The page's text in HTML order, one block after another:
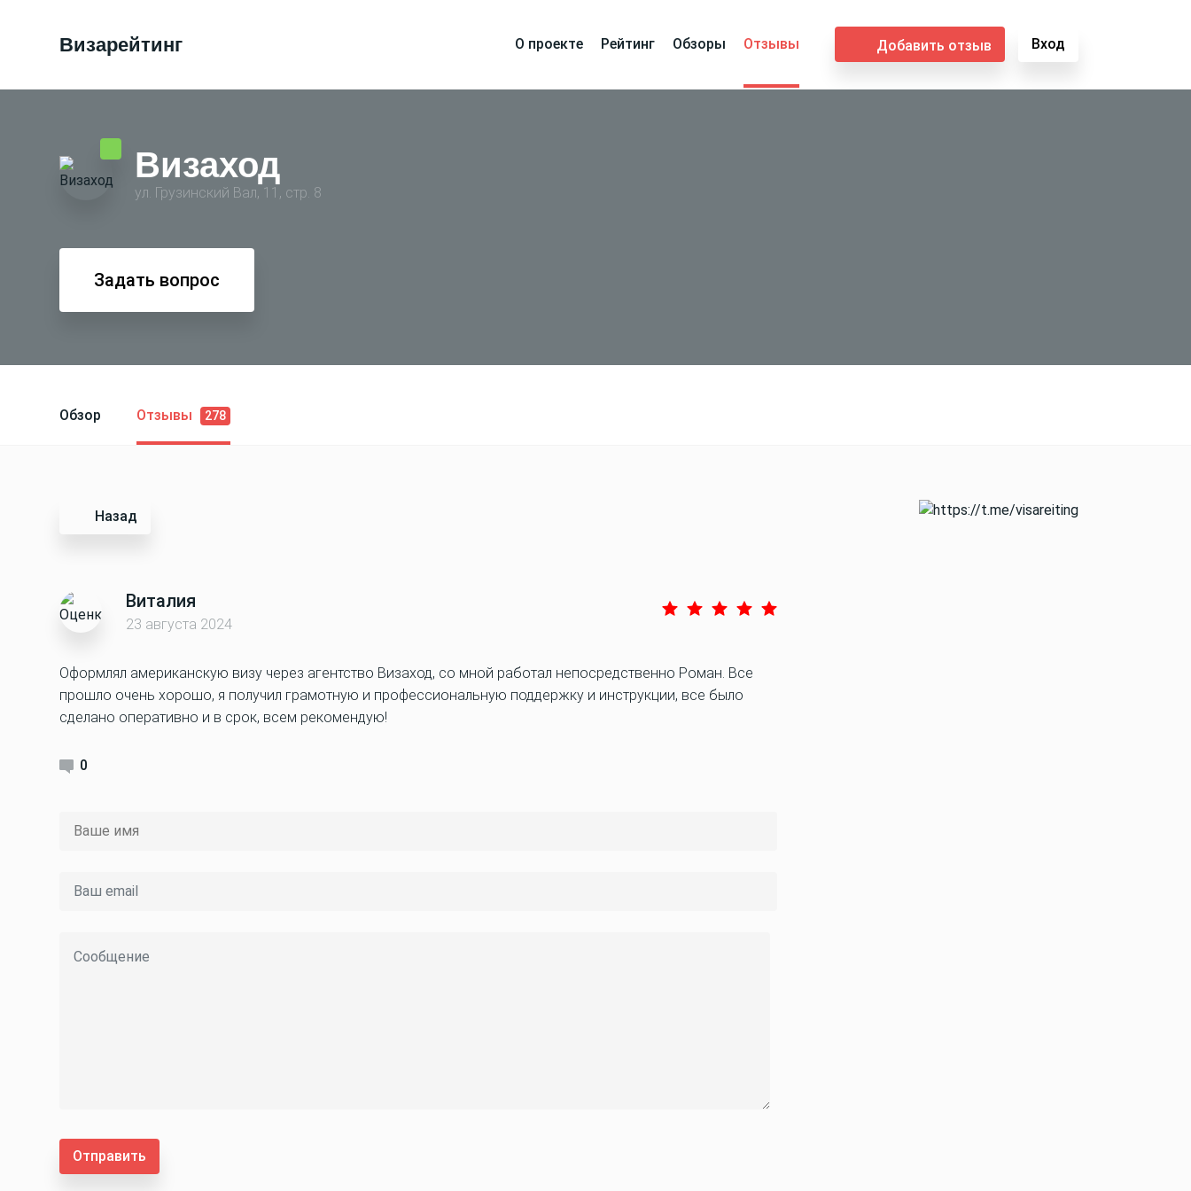
Визарейтинг О проекте Рейтинг Обзоры Отзывы Добавить отзыв Вход
Визаход
ул. Грузинский Вал, 11, стр. 8
Задать вопрос
Обзор Отзывы 278
Назад
Виталия
23 августа 2024
Оформлял американскую визу через агентство Визаход, со мной работал непосредственно Роман. Все
прошло очень хорошо, я получил грамотную и профессиональную поддержку и инструкции, все было
сделано оперативно и в срок, всем рекомендую!
0
Отправить